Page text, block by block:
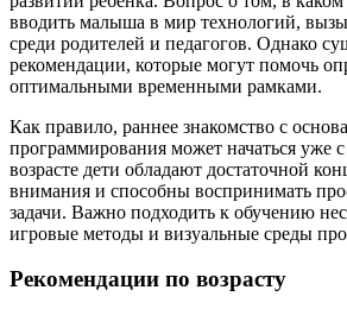
вводить малыша в мир технологий,
среди родителей и педагогов. Однако
рекомендации, которые могут помочь
оптимальными временными рамками.
Как правило, раннее знакомство с
программирования может начаться уже
возрасте дети обладают достаточной
внимания и способны воспринимать
задачи. Важно подходить к обучению
игровые методы и визуальные среды
Рекомендации по возрасту